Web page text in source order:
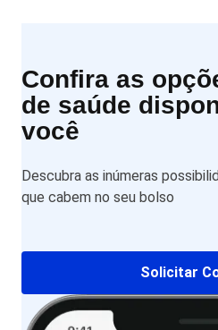
Confira as
de saúde
você
Descubra as inúmeras
que cabem no seu bolso
Solicitar